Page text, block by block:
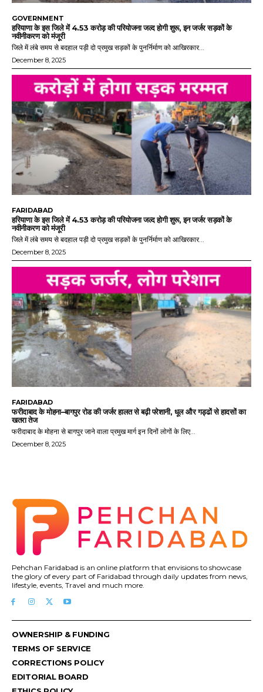
GOVERNMENT
हरियाणा के इस जिले में 4.53 करोड़ की परियोजना जल्द होगी शुरू, इन जर्जर सड़कों के
नवीनीकरण को मंजूरी
जिले में लंबे समय से बदहाल पड़ी दो प्रमुख सड़कों के पुनर्निर्माण को आखिरकार...
December 8, 2025
FARIDABAD
हरियाणा के इस जिले में 4.53 करोड़ की परियोजना जल्द होगी शुरू, इन जर्जर सड़कों के
नवीनीकरण को मंजूरी
जिले में लंबे समय से बदहाल पड़ी दो प्रमुख सड़कों के पुनर्निर्माण को आखिरकार...
December 8, 2025
FARIDABAD
फरीदाबाद के मोहना–बागपुर रोड की जर्जर हालत से बढ़ी परेशानी, धूल और गड्ढों से हादसों का
खतरा तेज
फरीदाबाद के मोहना से बागपुर जाने वाला प्रमुख मार्ग इन दिनों लोगों के लिए...
December 8, 2025
Pehchan Faridabad is an online platform that envisions to showcase
the glory of every part of Faridabad through daily updates from news,
lifestyle, events, Travel and much more.
OWNERSHIP & FUNDING
TERMS OF SERVICE
CORRECTIONS POLICY
EDITORIAL BOARD